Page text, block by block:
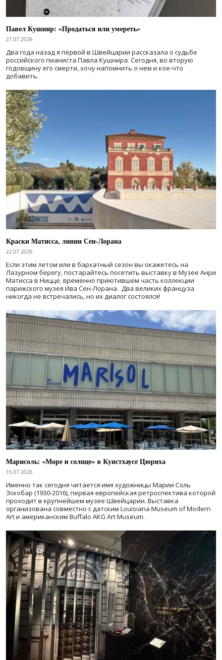
Павел Кушнир: «Продаться или умереть»
27.07.2026
Два года назад я первой в Швейцарии рассказала о судьбе
российского пианиста Павла Кушнира. Сегодня, во вторую
годовщину его смерти, хочу напомнить о нем и кое-что
добавить.
Краски Матисса, линии Сен-Лорана
22.07.2026
Если этим летом или в бархатный сезон вы окажетесь на
Лазурном берегу, постарайтесь посетить выставку в Музее Анри
Матисса в Ницце, временно приютившем часть коллекции
парижского музея Ива Сен-Лорана. Два великих француза
никогда не встречались, но их диалог состоялся!
Марисоль: «Море и солнце» в Кунстхаусе Цюриха
15.07.2026
Именно так сегодня читается имя художницы Марии Соль
Эскобар (1930-2016), первая европейская ретроспектива которой
проходит в крупнейшем музее Швейцарии. Выставка
организована совместно с датским Louisiana Museum of Modern
Art и американским Buffalo AKG Art Museum.